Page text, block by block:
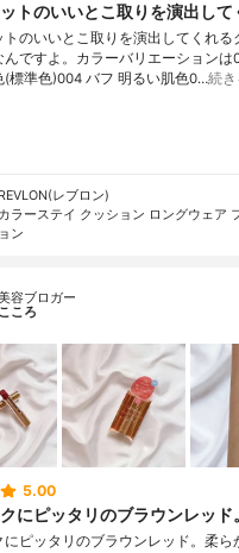
トのいいとこ取りを演出して
トのいいとこ取りを演出してくれる
んですよ。カラーバリエーションは
(標準色)004 バフ 明るい肌色0…続き
REVLON(レブロン)
カラーステイ クッション ロングウェア
ョン
容ブロガー
こころ
5.00
にピッタリのブラウンレッド
にピッタリのブラウンレッド。柔ら